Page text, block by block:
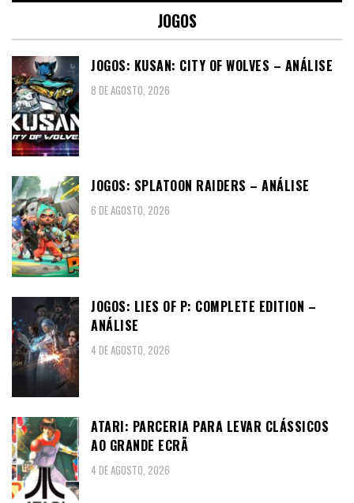
JOGOS
JOGOS: KUSAN: CITY OF WOLVES – ANÁLISE
8 DE AGOSTO, 2026
JOGOS: SPLATOON RAIDERS – ANÁLISE
6 DE AGOSTO, 2026
JOGOS: LIES OF P: COMPLETE EDITION –
ANÁLISE
4 DE AGOSTO, 2026
ATARI: PARCERIA PARA LEVAR CLÁSSICOS
AO GRANDE ECRÃ
4 DE AGOSTO, 2026